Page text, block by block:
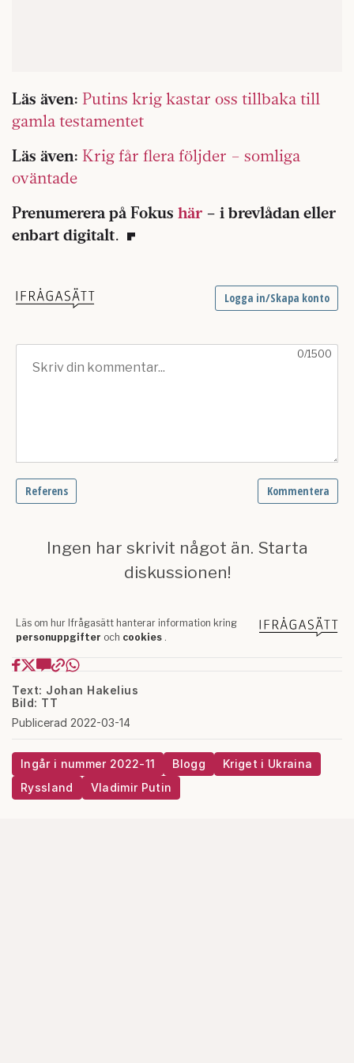
Läs även: Putins krig kastar oss tillbaka till
gamla testamentet
Läs även: Krig får flera följder – somliga
oväntade
Prenumerera på Fokus här – i brevlådan eller
enbart digitalt.
Text: Johan Hakelius
Bild: TT
Publicerad 2022-03-14
Ingår i nummer 2022-11 Blogg
Kriget i Ukraina
Ryssland
Vladimir Putin